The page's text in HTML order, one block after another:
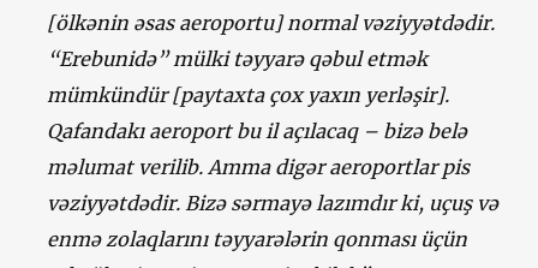
[ölkənin əsas aeroportu] normal vəziyyətdədir.
“Erebunidə” mülki təyyarə qəbul etmək
mümkündür [paytaxta çox yaxın yerləşir].
Qafandakı aeroport bu il açılacaq – bizə belə
məlumat verilib. Amma digər aeroportlar pis
vəziyyətdədir. Bizə sərmayə lazımdır ki, uçuş və
enmə zolaqlarını təyyarələrin qonması üçün